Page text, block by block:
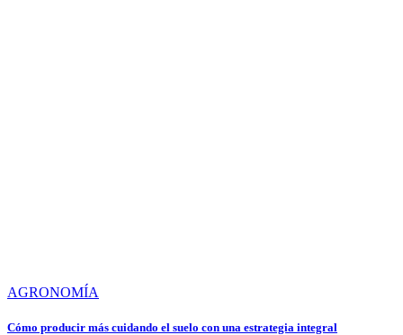
AGRONOMÍA
Cómo producir más cuidando el suelo con una estrategia integral